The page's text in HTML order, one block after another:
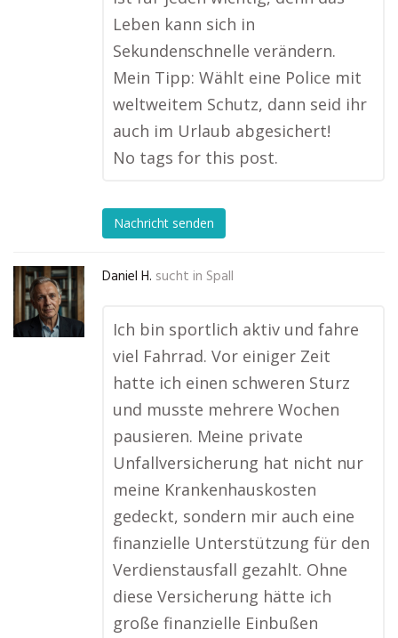
Leben kann sich in
Sekundenschnelle verändern.
Mein Tipp: Wählt eine Police mit
weltweitem Schutz, dann seid ihr
auch im Urlaub abgesichert!
No tags for this post.
Nachricht senden
Daniel H. sucht in Spall
Ich bin sportlich aktiv und fahre
viel Fahrrad. Vor einiger Zeit
hatte ich einen schweren Sturz
und musste mehrere Wochen
pausieren. Meine private
Unfallversicherung hat nicht nur
meine Krankenhauskosten
gedeckt, sondern mir auch eine
finanzielle Unterstützung für den
Verdienstausfall gezahlt. Ohne
diese Versicherung hätte ich
große finanzielle Einbußen